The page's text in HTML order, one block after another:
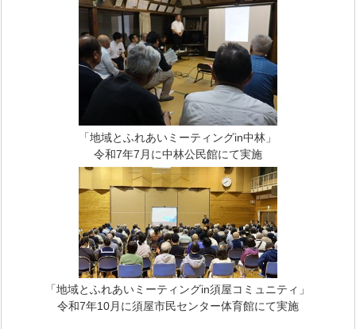
「地域とふれあいミーティングin中林」
令和7年7月に中林公民館にて実施
「地域とふれあいミーティングin須屋コミュニティ」
令和7年10月に須屋市民センター体育館にて実施